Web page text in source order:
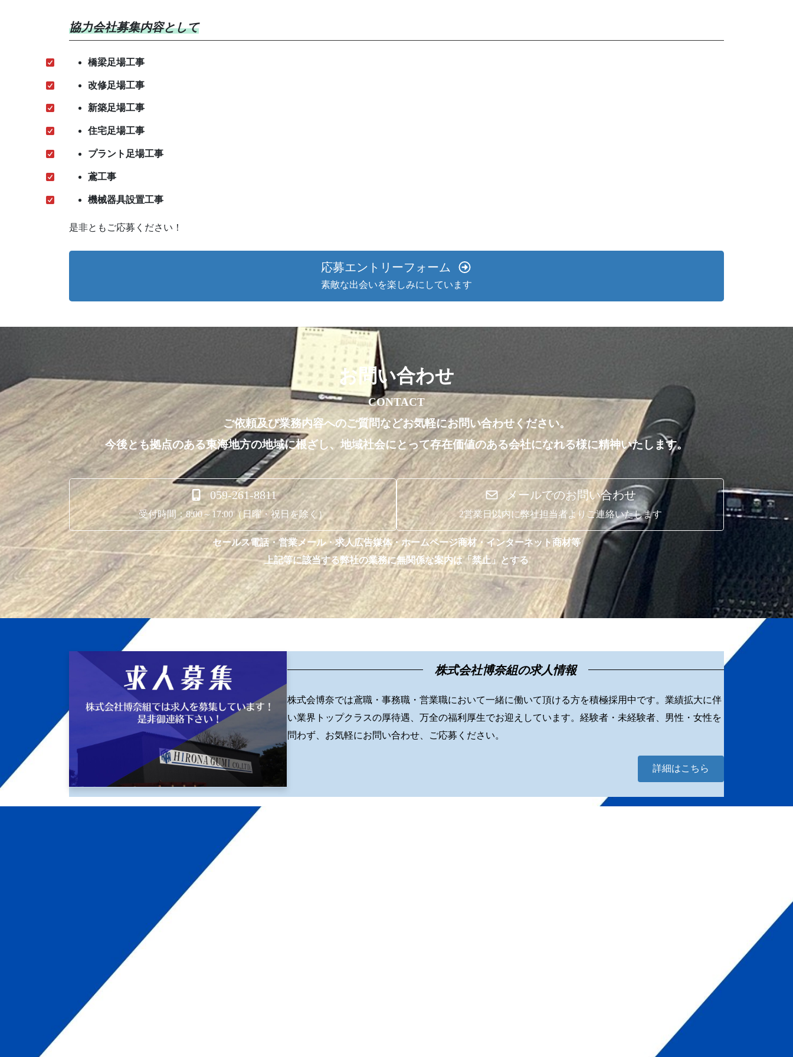
協力会社募集内容として
橋梁足場工事
改修足場工事
新築足場工事
住宅足場工事
プラント足場工事
鳶工事
機械器具設置工事
是非ともご応募ください！
応募エントリーフォーム
素敵な出会いを楽しみにしています
お問い合わせ
CONTACT
ご依頼及び業務内容へのご質問などお気軽にお問い合わせください。
今後とも拠点のある東海地方の地域に根ざし、地域社会にとって存在価値のある会社になれる様に精神いたします。
059-261-8811
受付時間：8:00～17:00（日曜・祝日を除く）
メールでのお問い合わせ
2営業日以内に弊社担当者よりご連絡いたします
セールス電話・営業メール・求人広告媒体・ホームページ商材・インターネット商材等
上記等に該当する弊社の業務に無関係な案内は「禁止」とする
株式会社博奈組の求人情報
株式会博奈では鳶職・事務職・営業職において一緒に働いて頂ける方を積極採用中です。業績拡大に伴
い業界トップクラスの厚待遇、万全の福利厚生でお迎えしています。経験者・未経験者、男性・女性を
問わず、お気軽にお問い合わせ、ご応募ください。
詳細はこちら